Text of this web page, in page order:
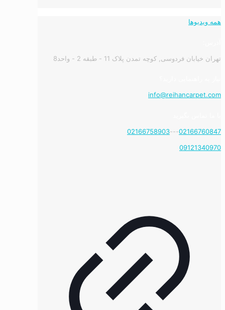
همه ویدیوها
تهران خیابان فردوسی, کوچه تمدن پلاک 11 - طبقه 2 - واحد8
info@reihancarpet.com
02166760847
---
02166758903
09121340970